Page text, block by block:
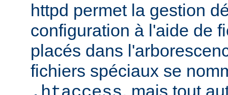
httpd permet la gestion
configuration à l'aide de
placés dans
fichiers spéciaux se
, mais tout